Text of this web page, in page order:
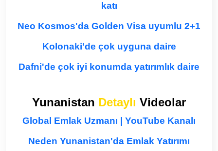
katı
Neo Kosmos'da Golden Visa uyumlu 2+1
Kolonaki'de çok uyguna daire
Dafni'de çok iyi konumda yatırımlık daire
Yunanistan DetaylıVideolar
Global Emlak Uzmanı | YouTube Kanalı
Neden Yunanistan'da Emlak Yatırımı